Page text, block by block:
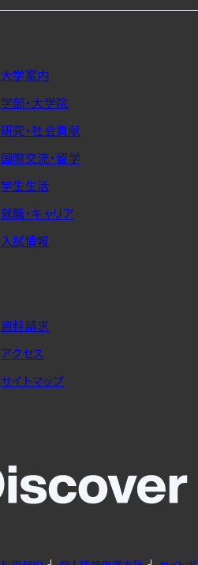
大学案内
学部・大学院
研究・社会貢献
国際交流・留学
学生生活
就職・キャリア
入試情報
資料請求
アクセス
サイトマップ